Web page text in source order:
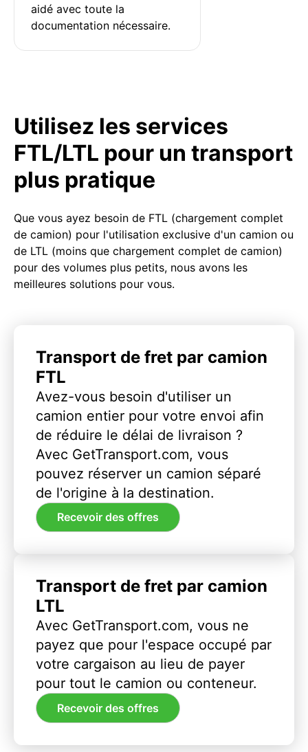
aidé avec toute la
documentation nécessaire.
Utilisez les services
FTL/LTL pour un transport
plus pratique
Que vous ayez besoin de FTL (chargement complet
de camion) pour l'utilisation exclusive d'un camion ou
de LTL (moins que chargement complet de camion)
pour des volumes plus petits, nous avons les
meilleures solutions pour vous.
Transport de fret par camion
FTL
Avez-vous besoin d'utiliser un
camion entier pour votre envoi afin
de réduire le délai de livraison ?
Avec GetTransport.com, vous
pouvez réserver un camion séparé
de l'origine à la destination.
Recevoir des offres
Transport de fret par camion
LTL
Avec GetTransport.com, vous ne
payez que pour l'espace occupé par
votre cargaison au lieu de payer
pour tout le camion ou conteneur.
Recevoir des offres